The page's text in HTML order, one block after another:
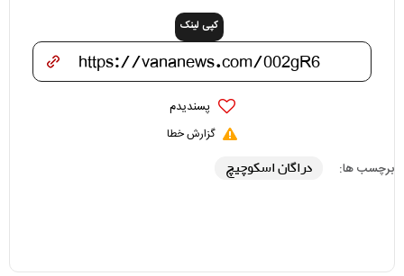
کپی لینک
پسندیدم
گزارش خطا
برچسب ها: دراگان اسکوچیچ